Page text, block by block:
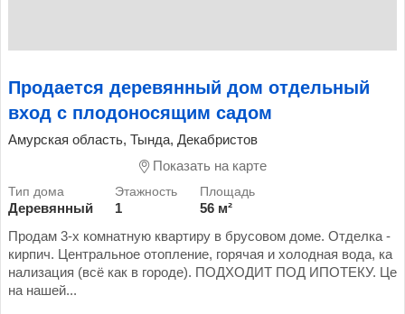
Продается деревянный дом отдельный
вход с плодоносящим садом
Амурская область, Тында, Декабристов
Показать на карте
Деревянный 1
56 м²
Продам 3-х комнатную квартиру в брусовом доме. Отделка -
кирпич. Центральное отопление, горячая и холодная вода, ка
нализация (всё как в городе). ПОДХОДИТ ПОД ИПОТЕКУ. Це
на нашей...